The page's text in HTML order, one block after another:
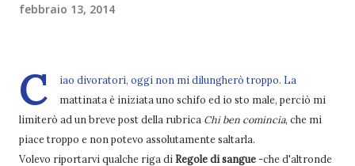
febbraio 13, 2014
C
iao divoratori, oggi non mi dilungherò troppo. La
mattinata è iniziata uno schifo ed io sto male, perciò mi
limiterò ad un breve post della rubrica Chi ben comincia, che mi
piace troppo e non potevo assolutamente saltarla.
Volevo riportarvi qualche riga di Regole di sangue-che d'altronde